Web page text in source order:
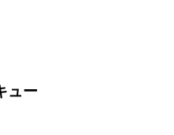
ュー